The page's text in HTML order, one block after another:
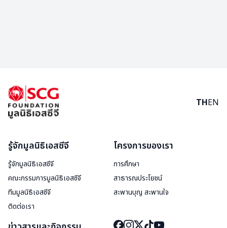
THEN
รู้จักมูลนิธิเอสซีจี
รู้จักมูลนิธิเอสซีจี
คณะกรรมการมูลนิธิเอสซีจี
ทีมมูลนิธิเอสซีจี
ติดต่อเรา
โครงการของเรา
การศึกษา
สาธารณประโยชน์
สะพานบุญ สะพานใจ